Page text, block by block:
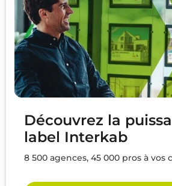
Découvrez la
label Interkab
8 500 agences, 45 000 pros à vos